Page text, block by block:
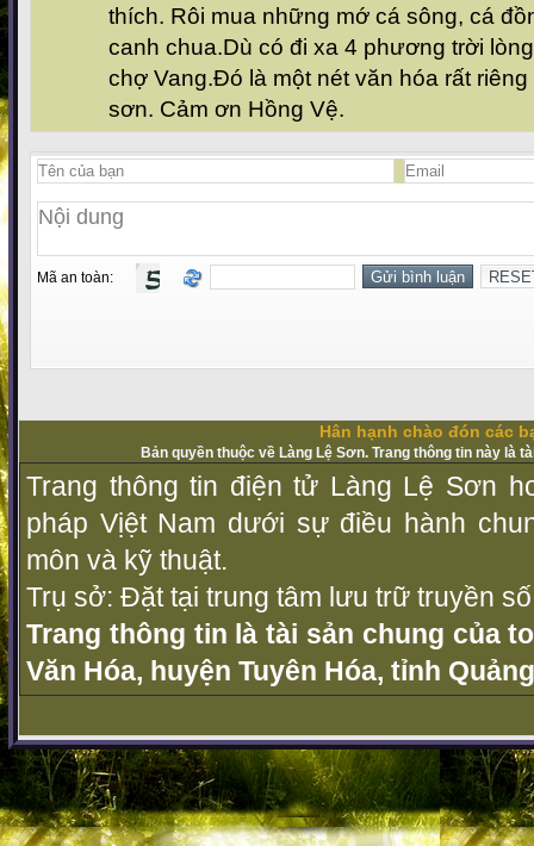
thích. Rôi mua những mớ cá sông, cá
canh chua.Dù có đi xa 4 phương trời
chợ Vang.Đó là một nét văn hóa rất
sơn. Cảm ơn Hồng Vệ.
Mã an toàn:
Hân hạnh chào đón các
Bản quyền thuộc về Làng Lệ Sơn. Trang thông tin này là
Trang thông tin điện tử Làng Lệ Sơn
pháp Vịệt Nam dưới sự điều hành
môn và kỹ thuật.
Trụ sở: Đặt tại trung tâm lưu trữ truyền
Trang thông tin là tài sản chung của
Văn Hóa, huyện Tuyên Hóa, tỉnh